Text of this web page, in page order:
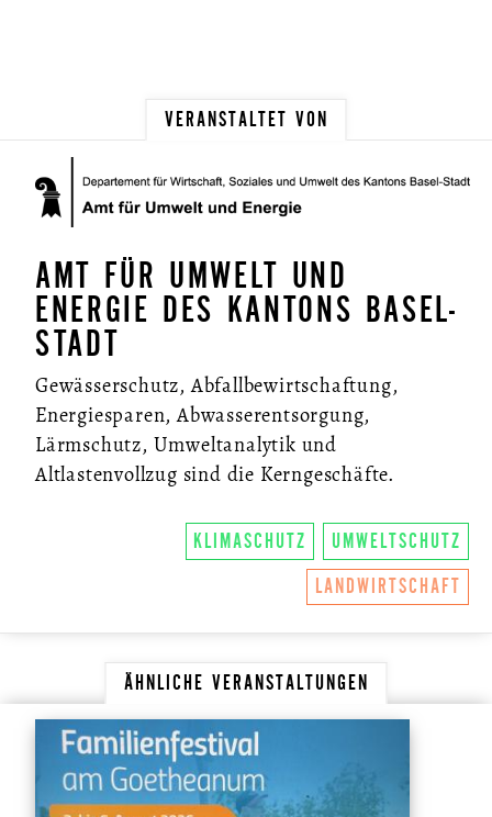
VERANSTALTET VON
AMT FÜR UMWELT UND
ENERGIE DES KANTONS BASEL-
STADT
Gewässerschutz, Abfallbewirtschaftung,
Energiesparen, Abwasserentsorgung,
Lärmschutz, Umweltanalytik und
Altlastenvollzug sind die Kerngeschäfte.
KLIMASCHUTZ UMWELTSCHUTZ
LANDWIRTSCHAFT
ÄHNLICHE VERANSTALTUNGEN